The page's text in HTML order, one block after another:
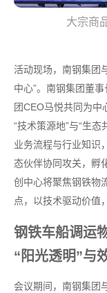
大宗商
活动现场，南钢集团
中心”。南钢集团董
团CEO马悦共同为中
“技术策源地”与“生
业务流程与行业知识
态伙伴协同攻关，孵
创中心将聚焦钢铁物
点，以技术驱动价值
钢铁车船调运
“阳光透明”与
会议期间，南钢集团